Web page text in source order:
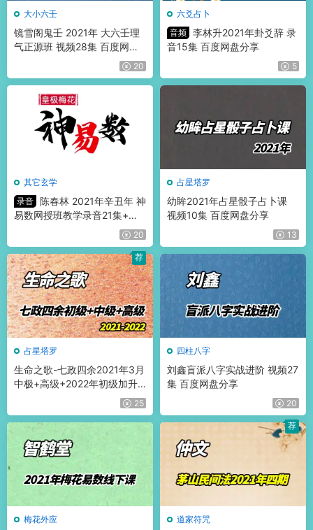
大小六壬
镜雪阁鬼壬 2021年 大六壬理
气正源班 视频28集 百度网盘
20
六爻占卜
音频 李林升2021年卦爻辞 录
音15集 百度网盘分享
5
其它玄学
录音 陈春林 2021年辛丑年 神
易数网授班教学录音21集+讲
20
占星塔罗
幼眸2021年占星骰子占卜课
视频10集 百度网盘分享
13
占星塔罗
生命之歌-七政四余2021年3月
中极+高级+2022年初级加升
25
荐
四柱八字
刘鑫盲派八字实战进阶 视频27
集 百度网盘分享
20
梅花外应 道家符咒
荐